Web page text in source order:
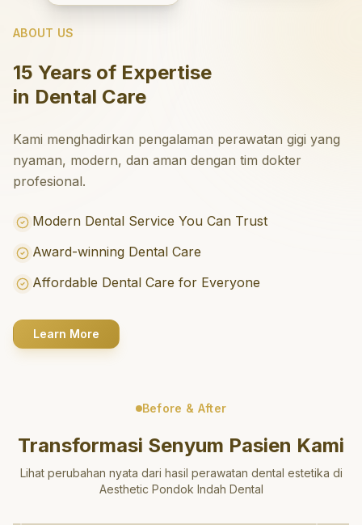
ABOUT US
15 Years of Expertise
in Dental Care
Kami menghadirkan pengalaman perawatan gigi yang
nyaman, modern, dan aman dengan tim dokter
profesional.
Modern Dental Service You Can Trust
Award-winning Dental Care
Affordable Dental Care for Everyone
Learn More
Before & After
Transformasi Senyum Pasien Kami
Lihat perubahan nyata dari hasil perawatan dental estetika di
Aesthetic Pondok Indah Dental